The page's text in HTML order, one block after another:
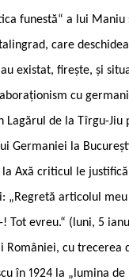
funestă“ a lui
care
existat, firește, și
cu
Lagărul de la Tîrgu-Jiu
Germaniei la
Axă criticul le
„Regretă articolul
Tot evreu.“ (luni, 5
României, cu trecerea
în 1924 la „lumina de